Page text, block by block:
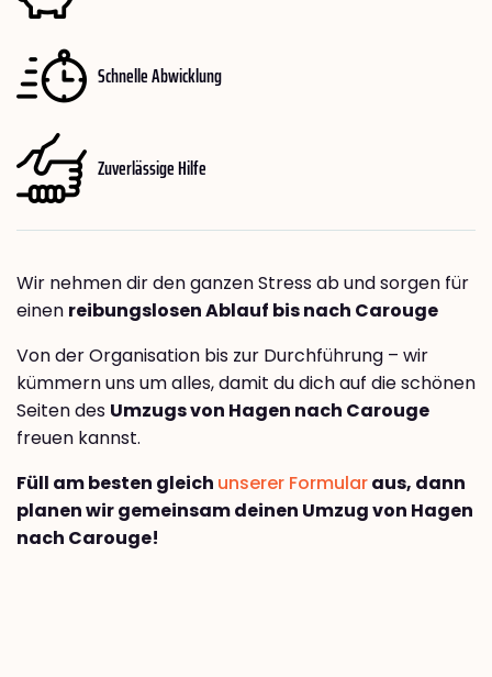
Schnelle Abwicklung
Zuverlässige Hilfe
Wir nehmen dir den ganzen Stress ab und sorgen für
einen reibungslosen Ablauf bis nach Carouge
Von der Organisation bis zur Durchführung – wir
kümmern uns um alles, damit du dich auf die schönen
Seiten des Umzugs von Hagen nach Carouge
freuen kannst.
Füll am besten gleich unserer Formularaus, dann
planen wir gemeinsam deinen Umzug von Hagen
nach Carouge!